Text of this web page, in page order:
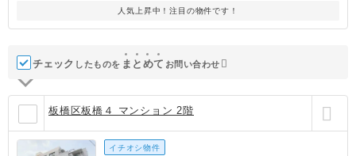
人気上昇中！注目の物件です！
チェック したものを ま と めて お問い合わせ
板橋区板橋４ マンション 2階
イチオシ物件